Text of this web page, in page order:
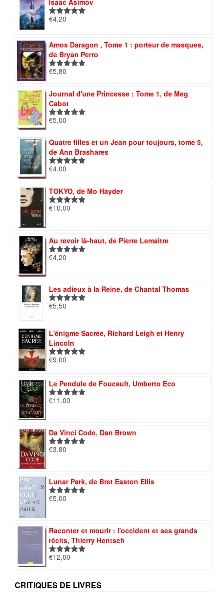
Isaac Asimov
Note5.00
€4,20
Amos Daragon , Tome 1 : porteur de masques,
de Bryan Perro
Note5.00
€5,80
Journal d'une Princesse : Tome 1, de Meg
Cabot
Note5.00
€5,00
Quatre filles et un Jean pour toujours, tome 5,
de Ann Brashares
Note5.00
€4,00
TOKYO, de Mo Hayder
Note5.00
€10,00
Au revoir là-haut, de Pierre Lemaitre
Note5.00
€4,20
Les adieux à la Reine, de Chantal Thomas
Note5.00
€5,50
L'énigme Sacrée, Richard Leigh et Henry
Lincoln
Note5.00
€9,00
Le Pendule de Foucault, Umberto Eco
Note5.00
€11,00
Da Vinci Code, Dan Brown
Note5.00
€3,80
Lunar Park, de Bret Easton Ellis
Note5.00
€5,00
Raconter et mourir : l'occident et ses grands
récits, Thierry Hentsch
Note5.00
€12,00
CRITIQUES DE LIVRES